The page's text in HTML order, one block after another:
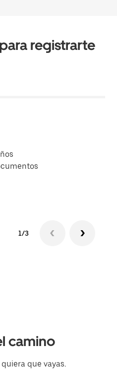
registrarte
1/3
camino
que vayas.